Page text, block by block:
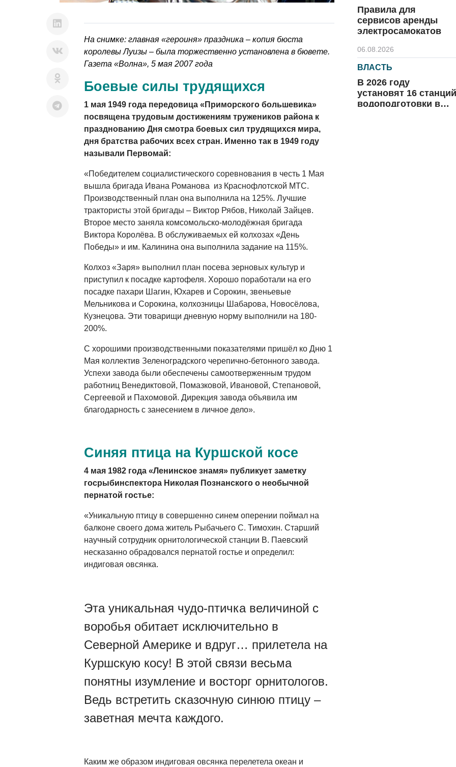
На снимке: главная «героиня» праздника – копия бюста
королевы Луизы –была торжественно установлена в бювете.
Газета «Волна», 5 мая 2007 года
Боевые силы трудящихся
1 мая 1949 года передовица «Приморского большевика»
посвящена трудовым достижениям тружеников района к
празднованию Дня смотра боевых сил трудящихся мира,
дня братства рабочих всех стран. Именно так в 1949 году
называли Первомай:
«Победителем социалистического соревнования в честь 1 Мая
вышла бригада Ивана Романова из Краснофлотской МТС.
Производственный план она выполнила на 125%. Лучшие
трактористы этой бригады – Виктор Рябов, Николай Зайцев.
Второе место заняла комсомольско-молодёжная бригада
Виктора Королёва. В обслуживаемых ей колхозах «День
Победы» и им. Калинина она выполнила задание на 115%.
Колхоз «Заря» выполнил план посева зерновых культур и
приступил к посадке картофеля. Хорошо поработали на его
посадке пахари Шагин, Юхарев и Сорокин, звеньевые
Мельникова и Сорокина, колхозницы Шабарова, Новосёлова,
Кузнецова. Эти товарищи дневную норму выполнили на 180-
200%.
С хорошими производственными показателями пришёл ко Дню 1
Мая коллектив Зеленоградского черепично-бетонного завода.
Успехи завода были обеспечены самоотверженным трудом
работниц Венедиктовой, Помазковой, Ивановой, Степановой,
Сергеевой и Пахомовой. Дирекция завода объявила им
благодарность с занесением в личное дело».
Синяя птица на Куршской косе
4 мая 1982 года «Ленинское знамя» публикует заметку
госрыбинспектора Николая Познанского о необычной
пернатой гостье:
«Уникальную птицу в совершенно синем оперении поймал на
балконе своего дома житель Рыбачьего С. Тимохин. Старший
научный сотрудник орнитологической станции В. Паевский
несказанно обрадовался пернатой гостье и определил:
индиговая овсянка.
Эта уникальная чудо-птичка величиной с
воробья обитает исключительно в
Северной Америке и вдруг… прилетела на
Куршскую косу! В этой связи весьма
понятны изумление и восторг орнитологов.
Ведь встретить сказочную синюю птицу –
заветная мечта каждого.
Каким же образом индиговая овсянка перелетела океан и
Правила для
сервисов аренды
электросамокатов
06.08.2026
ВЛАСТЬ
В 2026 году
установят 16 станций
водоподготовки в